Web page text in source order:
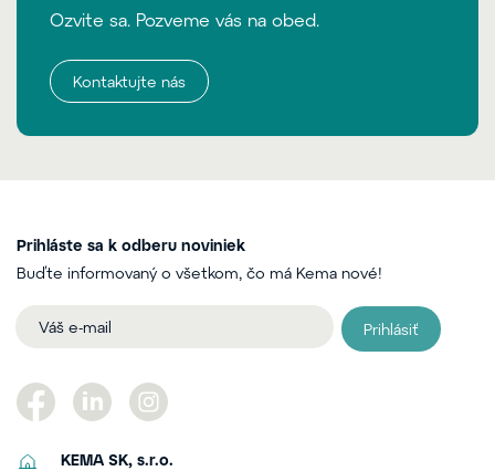
Ozvite sa. Pozveme vás na obed.
Kontaktujte nás
Prihláste sa k odberu noviniek
Buďte informovaný o všetkom, čo má Kema nové!
Prihlásiť
KEMA SK, s.r.o.